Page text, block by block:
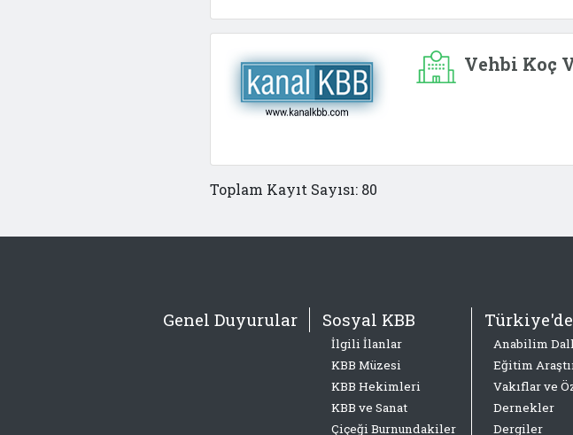
Vehbi Koç
Toplam Kayıt Sayısı: 80
Genel Duyurular Sosyal KBB
İlgili İlanlar
KBB Müzesi
KBB Hekimleri
KBB ve Sanat
Çiçeği Burnundakiler
Anabilim
Eğitim
Vakıflar ve
Dernekler
Dergiler